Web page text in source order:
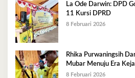
La Ode Darwin: DPD
11 Kursi DPRD
8 Februari 2026
Rhika Purwaningsih
Mubar Menuju Era
8 Februari 2026